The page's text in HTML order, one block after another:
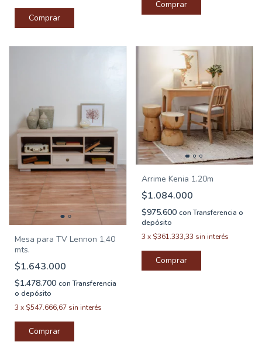
Mesa para TV Lennon 1,40
mts.
$1.643.000
$1.478.700 con Transferencia
o depósito
3 x $547.666,67 sin interés
Arrime Kenia 1.20m
$1.084.000
$975.600 con Transferencia o
depósito
3 x $361.333,33 sin interés